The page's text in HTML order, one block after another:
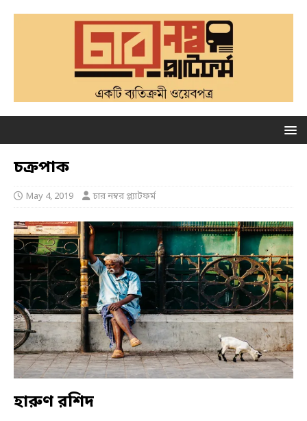
চক্রপাক
May 4, 2019 চার নম্বর প্ল্যাটফর্ম
হারুণ রশিদ